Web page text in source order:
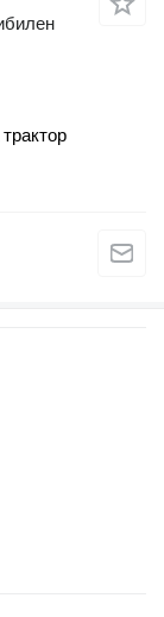
трактор